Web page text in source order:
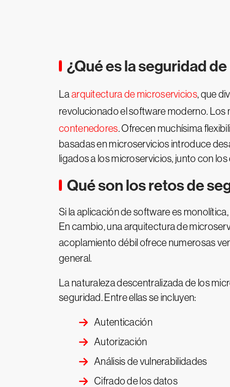
¿Qué es la seguridad
La arquitectura de microservicios, que
revolucionado el software moderno. Los
contenedores. Ofrecen muchísima
basadas en microservicios introduce
ligados a los microservicios, junto con
Qué son los retos de
Si la aplicación de software es
En cambio, una arquitectura de
acoplamiento débil ofrece numerosas
general.
La naturaleza descentralizada de los
seguridad. Entre ellas se incluyen:
Autenticación
Autorización
Análisis de vulnerabilidades
Cifrado de los datos